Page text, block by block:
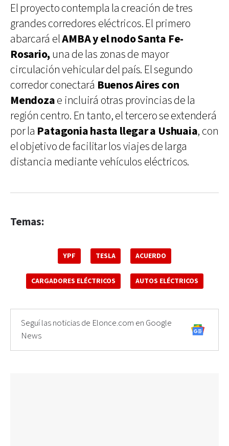
El proyecto contempla la creación de tres
grandes corredores eléctricos. El primero
abarcará elAMBA y el nodo Santa Fe-
Rosario,una de las zonas de mayor
circulación vehicular del país. El segundo
corredor conectará Buenos Aires con
Mendozae incluirá otras provincias de la
región centro. En tanto, el tercero se extenderá
por la Patagonia hasta llegar a Ushuaia, con
el objetivo de facilitar los viajes de larga
distancia mediante vehículos eléctricos.
Temas:
YPF TESLA ACUERDO
CARGADORES ELÉCTRICOS AUTOS ELÉCTRICOS
Seguí las noticias de Elonce.com en Google
News